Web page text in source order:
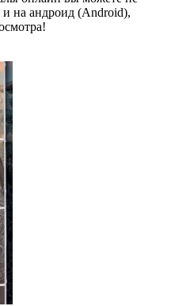
на андроид (Android),